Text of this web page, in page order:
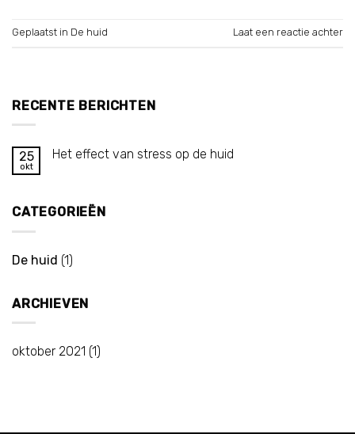
Geplaatst in De huid Laat een reactie achter
RECENTE BERICHTEN
25
okt
Het effect van stress op de huid
CATEGORIEËN
De huid (1)
ARCHIEVEN
oktober 2021 (1)